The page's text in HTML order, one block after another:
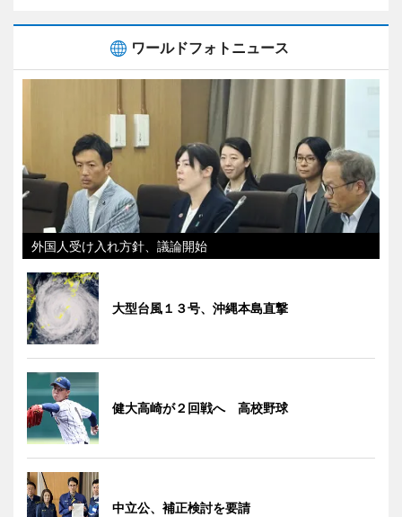
ワールドフォトニュース
外国人受け入れ方針、議論開始
大型台風１３号、沖縄本島直撃
健大高崎が２回戦へ 高校野球
中立公、補正検討を要請